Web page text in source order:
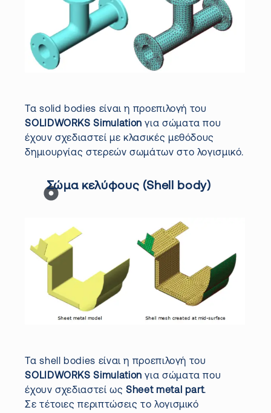
Τα solid bodies είναι η προεπιλογή του
SOLIDWORKS Simulation για σώματα που
έχουν σχεδιαστεί με κλασικές μεθόδους
δημιουργίας στερεών σωμάτων στο λογισμικό.
Σώμα κελύφους (Shell body)
Τα shell bodies είναι η προεπιλογή του
SOLIDWORKS Simulation για σώματα που
έχουν σχεδιαστεί ωςSheet metal part.
Σε τέτοιες περιπτώσεις το λογισμικό